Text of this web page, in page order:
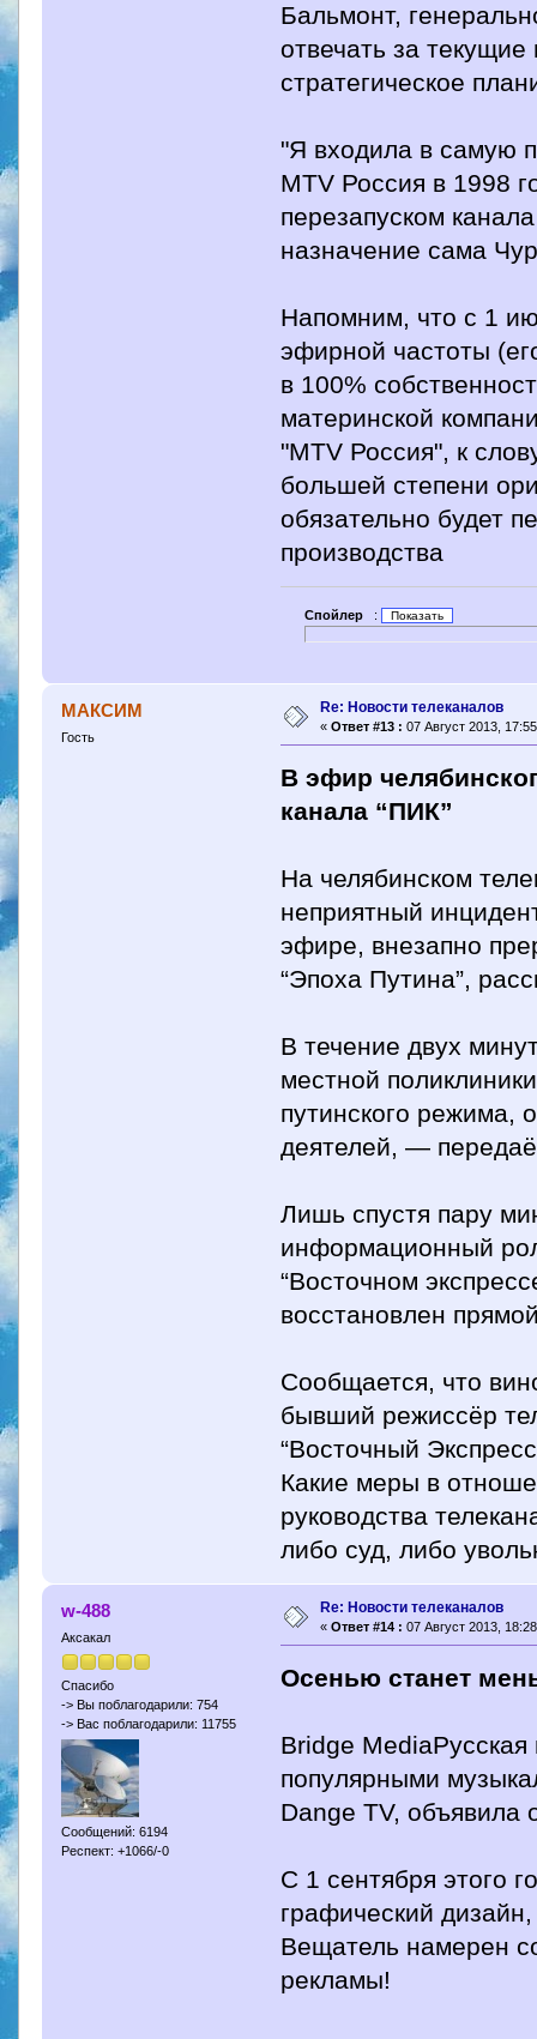
Бальмонт,
отвечать за
стратегическое
"Я входила в самую
MTV Россия в 1998
перезапуском
назначение сама
Напомним, что с 1
эфирной частоты
в 100%
материнской
"MTV Россия", к
большей степени
обязательно будет
производства
Спойлер :
МАКСИМ
Гость
Re: Новости телеканалов
« Ответ #13 : 07 Август 2013,
В эфир
канала “ПИК”
На челябинском
неприятный
эфире, внезапно
“Эпоха Путина”,
В течение двух
местной
путинского режима,
деятелей, —
Лишь спустя пару
информационный
“Восточном
восстановлен
Сообщается, что
бывший режиссёр
“Восточный
Какие меры в
руководства
либо суд, либо
w-488
Аксакал
Спасибо
-> Вы поблагодарили: 754
-> Вас поблагодарили: 11755
Сообщений: 6194
Респект: +1066/-0
Re: Новости телеканалов
« Ответ #14 : 07 Август 2013,
Осенью станет
Bridge
популярными
Dange TV, объявила
С 1 сентября этого
графический
Вещатель намерен
рекламы!